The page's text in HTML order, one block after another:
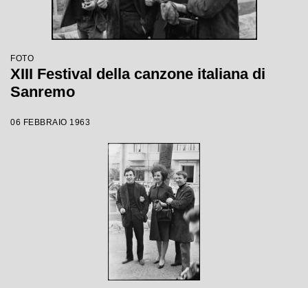
FOTO
XIII Festival della canzone italiana di
Sanremo
06 FEBBRAIO 1963